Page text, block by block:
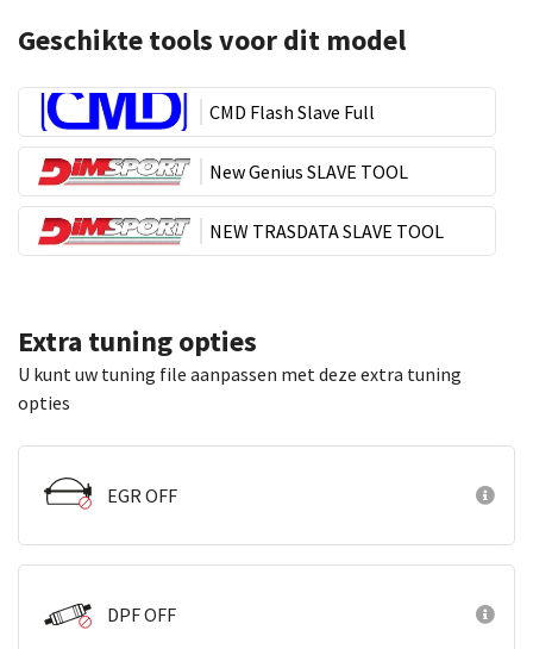
Geschikte tools voor dit model
CMD Flash Slave Full
New Genius SLAVE TOOL
NEW TRASDATA SLAVE TOOL
Extra tuning opties
U kunt uw tuning file aanpassen met deze extra tuning
opties
EGR OFF
DPF OFF